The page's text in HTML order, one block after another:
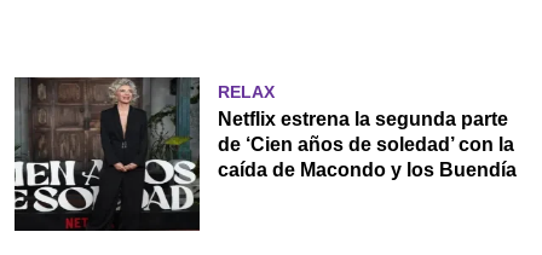
RELAX
Netflix estrena la segunda parte
de ‘Cien años de soledad’ con la
caída de Macondo y los Buendía